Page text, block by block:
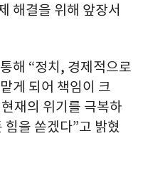
해결을 위해 앞장서
해 “정치, 경제적으로
게 되어 책임이 크
재의 위기를 극복하
을 쏟겠다”고 밝혔